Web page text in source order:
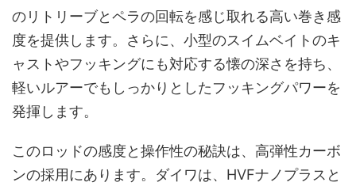
のリトリーブとペラの回転を感じ取れる高い巻き感
度を提供します。さらに、小型のスイムベイトのキ
ャストやフッキングにも対応する懐の深さを持ち、
軽いルアーでもしっかりとしたフッキングパワーを
発揮します。
このロッドの感度と操作性の秘訣は、高弾性カーボ
ンの採用にあります。ダイワは、HVFナノプラスと